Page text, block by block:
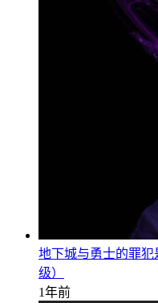
地下城与勇士的罪
级）
1年前